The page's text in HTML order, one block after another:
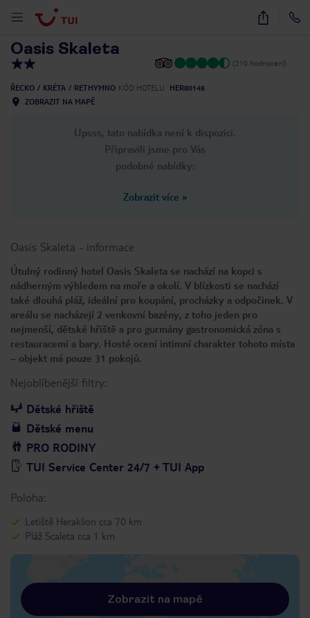
10
Oasis Skaleta
(210 hodnocení)
ŘECKO KRÉTA RETHYMNO KÓD HOTELU
HER80148
ZOBRAZIT NA MAPĚ
Upsss, tato nabídka není k dispozici.
Připravili jsme pro Vás
podobné nabídky:
Zobrazit více »
Oasis Skaleta - informace
Útulný rodinný hotel Oasis Skaleta se nachází na kopci s
nádherným výhledem na moře a okolí. V blízkosti se nachází
také dlouhá pláž, ideální pro koupání, procházky a odpočinek. V
areálu se nacházejí 2 venkovní bazény, z toho jeden pro
nejmenší, dětské hřiště a pro gurmány gastronomická zóna s
restauracemi a bary. Hosté ocení intimní charakter tohoto místa
– objekt má pouze 31 pokojů.
Nejoblíbenější filtry:
Dětské hřiště
Dětské menu
PRO RODINY
TUI Service Center 24/7 + TUI App
Poloha:
Letiště Heraklion cca 70 km
Pláž Scaleta cca 1 km
Zobrazit na mapě